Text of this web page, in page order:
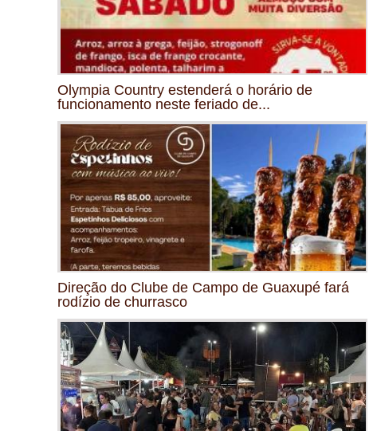
Olympia Country estenderá o horário de
funcionamento neste feriado de...
Direção do Clube de Campo de Guaxupé fará
rodízio de churrasco